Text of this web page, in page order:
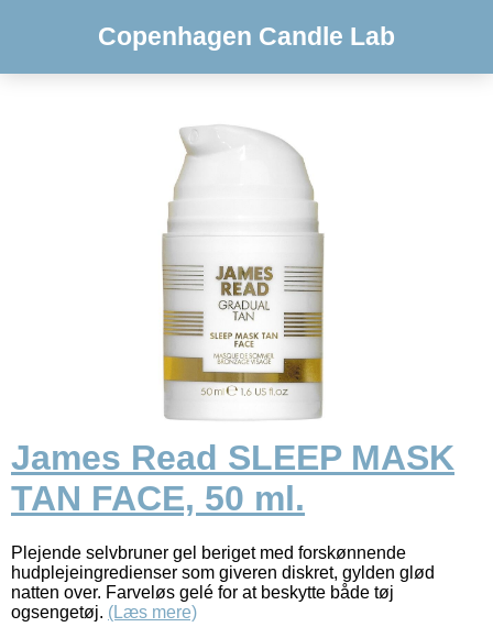
Copenhagen Candle Lab
James Read SLEEP MASK
TAN FACE, 50 ml.
Plejende selvbruner gel beriget med forskønnende
hudplejeingredienser som giveren diskret, gylden glød
natten over. Farveløs gelé for at beskytte både tøj
ogsengetøj. (Læs mere)